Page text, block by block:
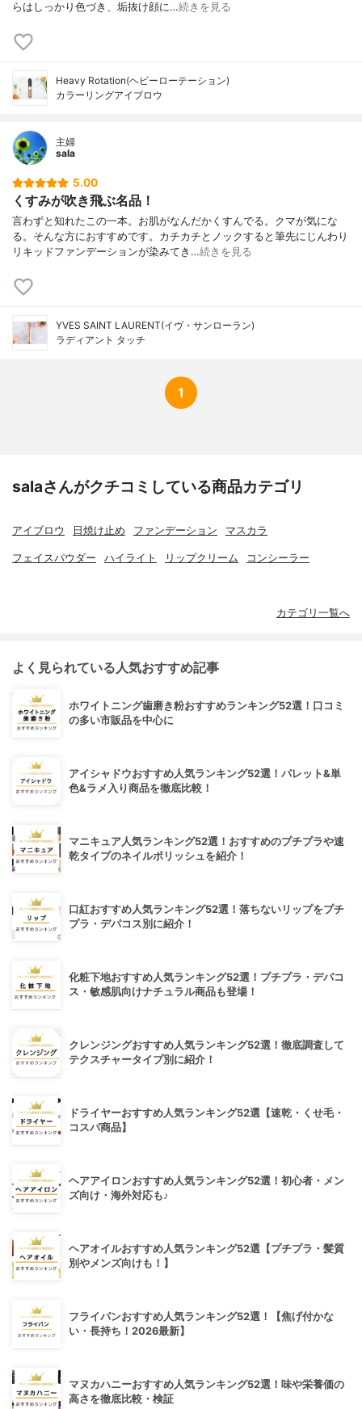
らはしっかり色づき、垢抜け顔に…続きを見る
Heavy Rotation(ヘビーローテーション)
カラーリングアイブロウ
主婦
sala
5.00
くすみが吹き飛ぶ名品！
言わずと知れたこの一本。お肌がなんだかくすんでる。クマが気にな
る。そんな方におすすめです。カチカチとノックすると筆先にじんわり
リキッドファンデーションが染みてき…続きを見る
YVES SAINT LAURENT(イヴ・サンローラン)
ラディアント タッチ
1
salaさんがクチコミしている商品カテゴリ
アイブロウ 日焼け止め ファンデーション マスカラ
フェイスパウダー ハイライト リップクリーム コンシーラー
カテゴリ一覧へ
よく見られている人気おすすめ記事
ホワイトニング歯磨き粉おすすめランキング52選！口コミ
の多い市販品を中心に
アイシャドウおすすめ人気ランキング52選！パレット&単
色&ラメ入り商品を徹底比較！
マニキュア人気ランキング52選！おすすめのプチプラや速
乾タイプのネイルポリッシュを紹介！
口紅おすすめ人気ランキング52選！落ちないリップをプチ
プラ・デパコス別に紹介！
化粧下地おすすめ人気ランキング52選！プチプラ・デパコ
ス・敏感肌向けナチュラル商品も登場！
クレンジングおすすめ人気ランキング52選！徹底調査して
テクスチャータイプ別に紹介！
ドライヤーおすすめ人気ランキング52選【速乾・くせ毛・
コスパ商品】
ヘアアイロンおすすめ人気ランキング52選！初心者・メン
ズ向け・海外対応も♪
ヘアオイルおすすめ人気ランキング52選【プチプラ・髪質
別やメンズ向けも！】
フライパンおすすめ人気ランキング52選！【焦げ付かな
い・長持ち！2026最新】
マヌカハニーおすすめ人気ランキング52選！味や栄養価の
高さを徹底比較・検証